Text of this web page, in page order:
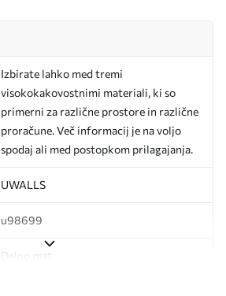
Izbirate lahko med tremi
visokokakovostnimi materiali, ki so
primerni za različne prostore in različne
proračune. Več informacij je na voljo
spodaj ali med postopkom prilagajanja.
UWALLS
u98699
Delno mat.